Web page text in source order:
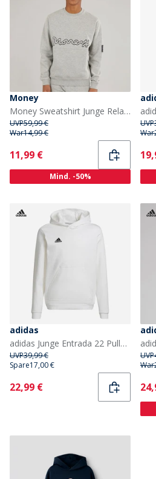
Money
Money Sweatshirt Junge Relax Crew Grau
UVP59,99 €
War14,99 €
Current
11,99 €
Mind. -50%
UVP
War
adidas
adidas Junge Entrada 22 Pullover Kapuzenpullover Weiß/Schwarz
UVP39,99 €
Spare17,00 €
Current
22,99 €
UVP
War